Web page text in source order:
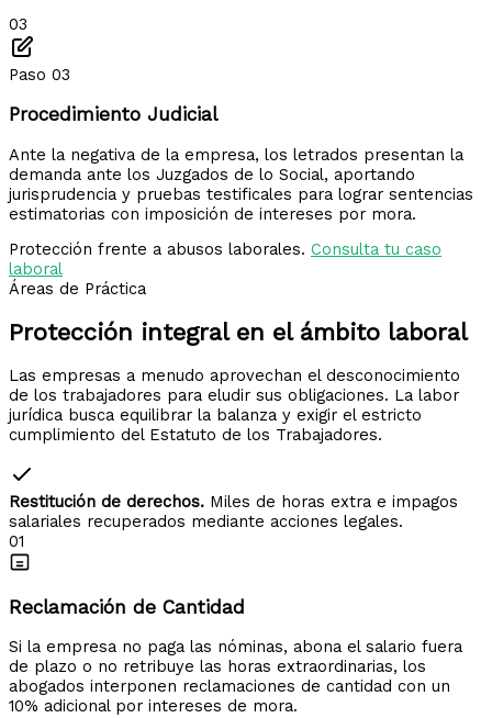
03
Paso 03
Procedimiento Judicial
Ante la negativa de la empresa, los letrados presentan la
demanda ante los Juzgados de lo Social, aportando
jurisprudencia y pruebas testificales para lograr sentencias
estimatorias con imposición de intereses por mora.
Protección frente a abusos laborales. Consulta tu caso
laboral
Áreas de Práctica
Protección integral en el ámbito laboral
Las empresas a menudo aprovechan el desconocimiento
de los trabajadores para eludir sus obligaciones. La labor
jurídica busca equilibrar la balanza y exigir el estricto
cumplimiento del Estatuto de los Trabajadores.
Restitución de derechos. Miles de horas extra e impagos
salariales recuperados mediante acciones legales.
01
Reclamación de Cantidad
Si la empresa no paga las nóminas, abona el salario fuera
de plazo o no retribuye las horas extraordinarias, los
abogados interponen reclamaciones de cantidad con un
10% adicional por intereses de mora.